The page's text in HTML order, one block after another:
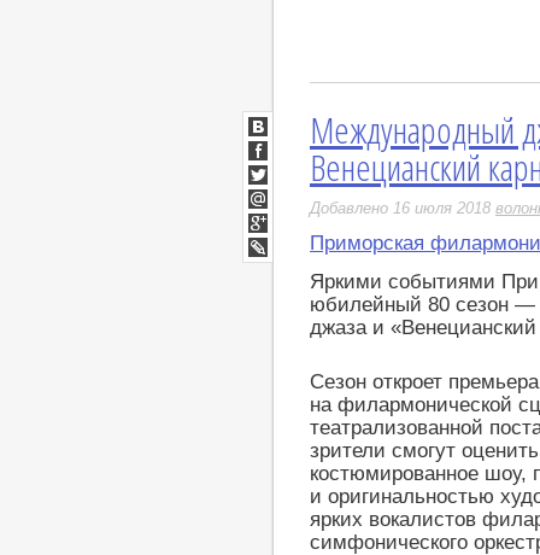
Международный
Венецианский
Добавлено 16 июля 2018
Приморская
Яркими событиями
юбилейный 80 сезон —
джаза и «Венецианский
Сезон откроет
на филармонической
театрализованной
зрители смогут
костюмированное шоу,
и оригинальностью
ярких вокалистов
симфонического
ВКонтакте
Facebook
Twitter
Мой
Мир
Google+
LiveJournal